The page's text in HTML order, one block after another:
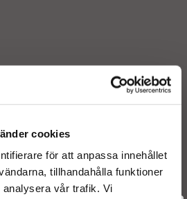
cookies
för att anpassa innehållet
tillhandahålla funktioner
vår trafik. Vi